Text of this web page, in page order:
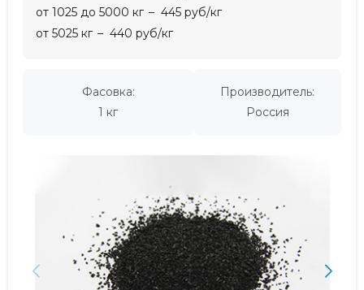
Фасовка:
1 кг
Производитель:
Россия
от 1025 до 5000 кг
445 руб/кг
от 5025 кг
440 руб/кг